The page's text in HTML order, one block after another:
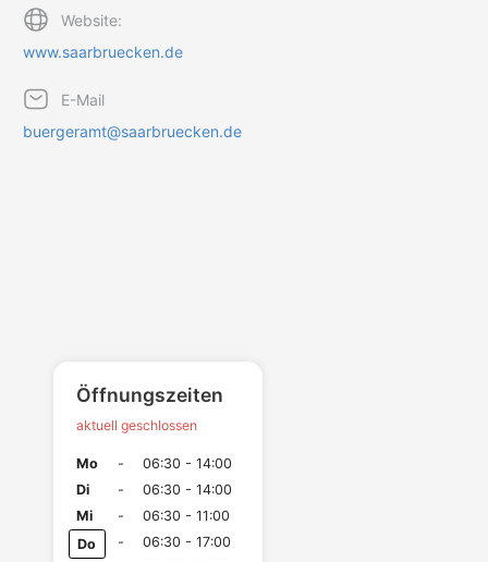
Website:
www.saarbruecken.de
E-Mail
buergeramt@saarbruecken.de
Öffnungszeiten
aktuell geschlossen
Mo -
06:30 - 14:00
Di
-
06:30 - 14:00
Mi
-
06:30 - 11:00
Do
-
06:30 - 17:00